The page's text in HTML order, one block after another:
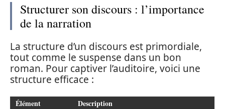
Structurer son discours : l’importance
de la narration
La structure d’un discours est primordiale,
tout comme le suspense dans un bon
roman. Pour captiver l’auditoire, voici une
structure efficace :
Élément Description